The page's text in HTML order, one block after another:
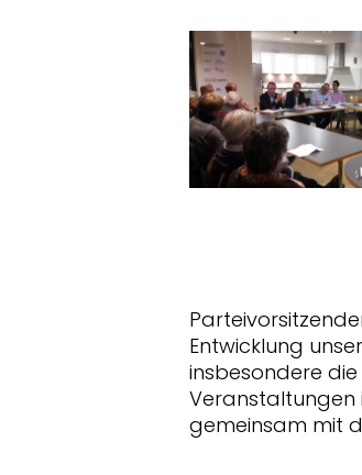
Entwicklung
insbesondere
Veranstaltungen
gemeinsam mit